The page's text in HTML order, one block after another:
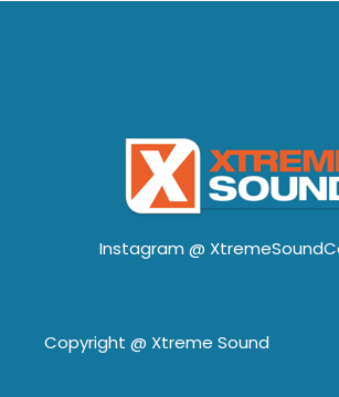
Instagram @
Copyright @ Xtreme Sound